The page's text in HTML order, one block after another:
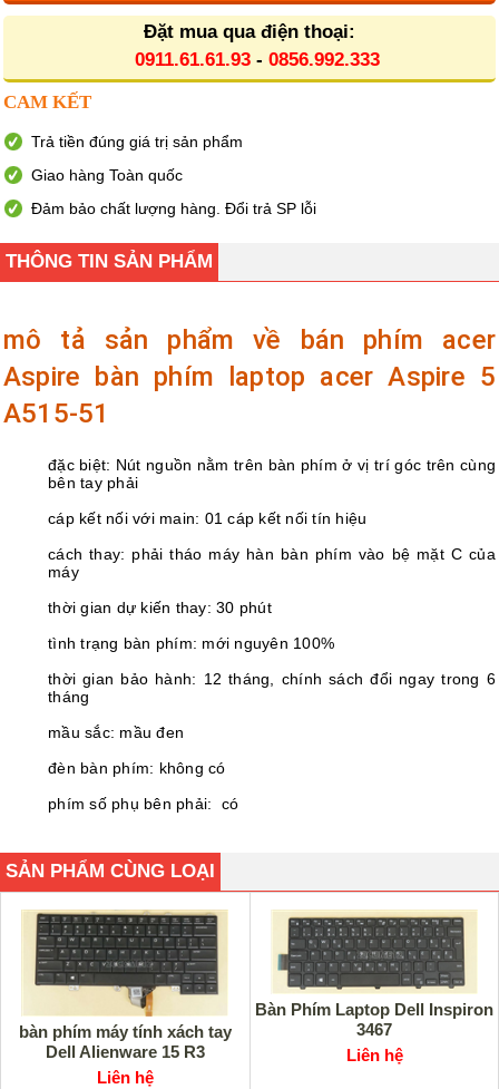
Đặt mua qua điện thoại:
0911.61.61.93- 0856.992.333
CAM KẾT
Trả tiền đúng giá trị sản phẩm
Giao hàng Toàn quốc
Đảm bảo chất lượng hàng. Đổi trả SP lỗi
THÔNG TIN SẢN PHẨM
mô tả sản phẩm về bán phím acer
Aspire bàn phím laptop acer Aspire 5
A515-51
đặc biệt: Nút nguồn nằm trên bàn phím ở vị trí góc trên cùng
bên tay phải
cáp kết nối với main: 01 cáp kết nối tín hiệu
cách thay: phải tháo máy hàn bàn phím vào bệ mặt C của
máy
thời gian dự kiến thay: 30 phút
tình trạng bàn phím: mới nguyên 100%
thời gian bảo hành: 12 tháng, chính sách đổi ngay trong 6
tháng
mầu sắc: mầu đen
đèn bàn phím: không có
phím số phụ bên phải: có
SẢN PHẨM CÙNG LOẠI
bàn phím máy tính xách tay
Dell Alienware 15 R3
Liên hệ
Bàn Phím Laptop Dell Inspiron
3467
Liên hệ